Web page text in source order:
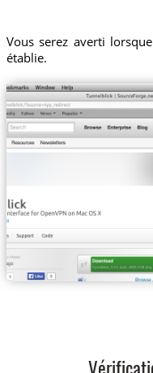
Vous serez averti
établie.